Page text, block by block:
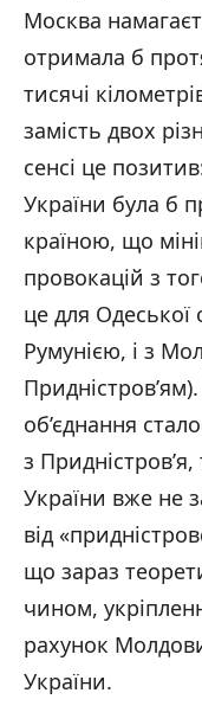
Москва
отримала б
тисячі
замість двох
сенсі це
України була б
країною, що
провокацій з
це для Одеської
Румунією, і з
об’єднання
з
України вже не
від
що зараз
чином,
рахунок
України.